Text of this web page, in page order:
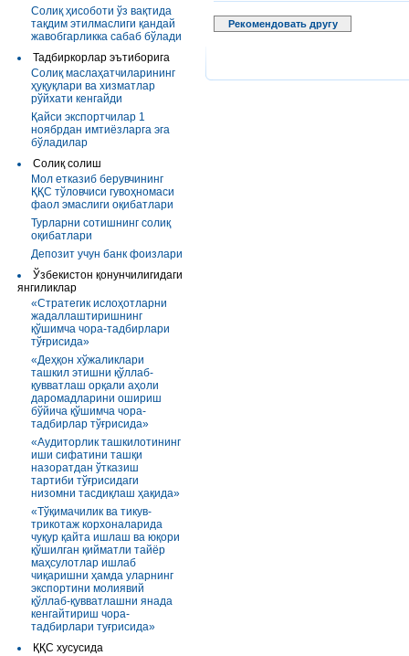
Солиқ ҳисоботи ўз вақтида
тақдим этилмаслиги қандай
жавобгарликка сабаб бўлади
Тадбиркорлар эътиборига
Солиқ маслаҳатчиларининг
ҳуқуқлари ва хизматлар
рўйхати кенгайди
Қайси экспортчилар 1
ноябрдан имтиёзларга эга
бўладилар
Солиқ солиш
Мол етказиб берувчининг
ҚҚС тўловчиси гувоҳномаси
фаол эмаслиги оқибатлари
Турларни сотишнинг солиқ
оқибатлари
Депозит учун банк фоизлари
Ўзбекистон қонунчилигидаги
янгиликлар
«Стратегик ислоҳотларни
жадаллаштиришнинг
қўшимча чора-тадбирлари
тўғрисида»
«Деҳқон хўжаликлари
ташкил этишни қўллаб-
қувватлаш орқали аҳоли
даромадларини ошириш
бўйича қўшимча чора-
тадбирлар тўғрисида»
«Аудиторлик ташкилотининг
иши сифатини ташқи
назоратдан ўтказиш
тартиби тўғрисидаги
низомни тасдиқлаш ҳақида»
«Тўқимачилик ва тикув-
трикотаж корхоналарида
чуқур қайта ишлаш ва юқори
қўшилган қийматли тайёр
маҳсулотлар ишлаб
чиқаришни ҳамда уларнинг
экспортини молиявий
қўллаб-қувватлашни янада
кенгайтириш чора-
тадбирлари туғрисида»
ҚҚС хусусида
Рекомендовать другу